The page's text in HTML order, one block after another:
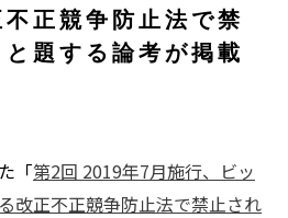
正競争防止法で禁
題する論考が掲載
「第2回 2019年7月施行、ビッ
改正不正競争防止法で禁止され